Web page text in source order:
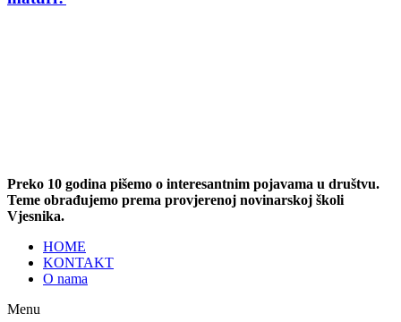
Preko 10 godina pišemo o interesantnim pojavama u društvu.
Teme obrađujemo prema provjerenoj novinarskoj školi
Vjesnika.
HOME
KONTAKT
O nama
Menu